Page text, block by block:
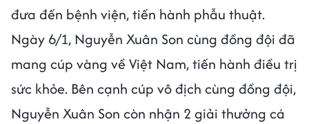
đưa đến bệnh viện, tiến hành phẫu thuật.
Ngày 6/1, Nguyễn Xuân Son cùng đồng đội đã
mang cúp vàng về Việt Nam, tiến hành điều trị
sức khỏe. Bên cạnh cúp vô địch cùng đồng đội,
Nguyễn Xuân Son còn nhận 2 giải thưởng cá